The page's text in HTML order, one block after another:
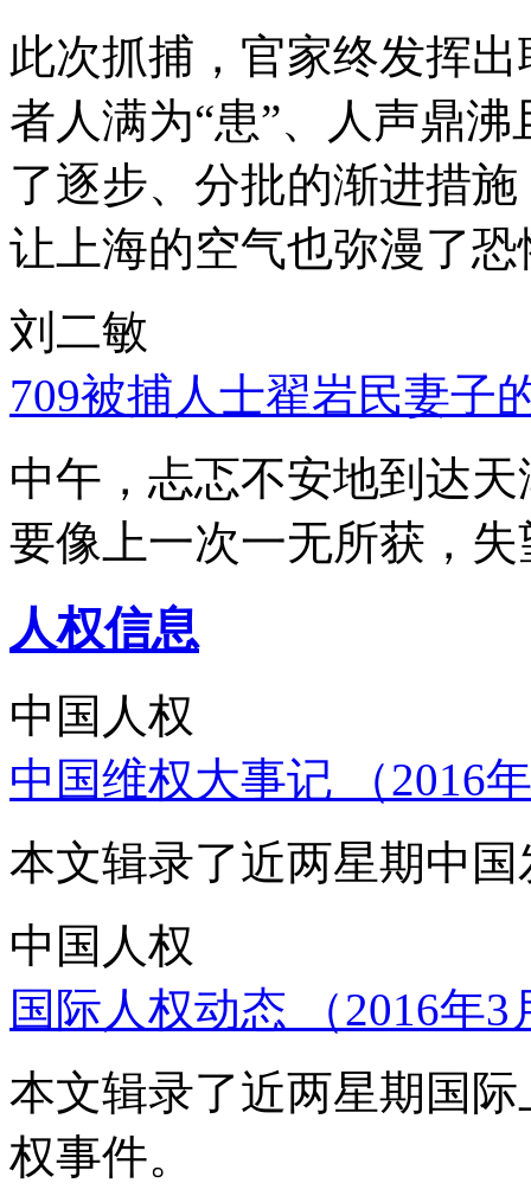
此次抓捕，官家终发挥
者人满为“患”、人声鼎
了逐步、分批的渐进措
让上海的空气也弥漫了
刘二敏
709被捕人士翟岩民妻子
中午，忐忑不安地到达
要像上一次一无所获，
人权信息
中国人权
中国维权大事记 （2016
本文辑录了近两星期中
中国人权
国际人权动态 （2016年
本文辑录了近两星期国
权事件。